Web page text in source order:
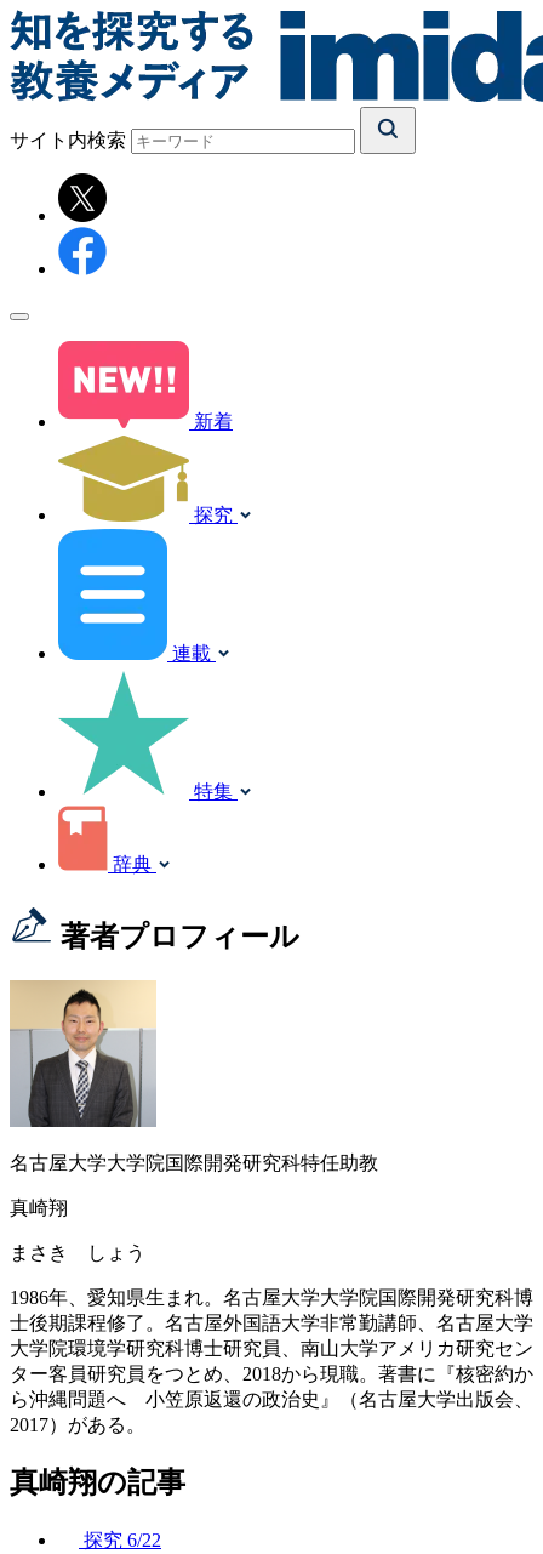
サイト内検索
新着
探究
連載
特集
辞典
著者プロフィール
名古屋大学大学院国際開発研究科特任助教
真崎翔
まさき しょう
1986年、愛知県生まれ。名古屋大学大学院国際開発研究科博
士後期課程修了。名古屋外国語大学非常勤講師、名古屋大学
大学院環境学研究科博士研究員、南山大学アメリカ研究セン
ター客員研究員をつとめ、2018から現職。著書に『核密約か
ら沖縄問題へ 小笠原返還の政治史』（名古屋大学出版会、
2017）がある。
真崎翔の記事
探究 6/22